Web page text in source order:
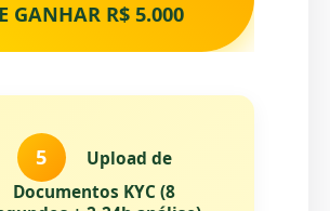
E GANHAR R$ 5.000
5
Upload de
Documentos KYC (8